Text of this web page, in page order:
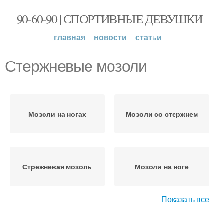
90-60-90 | СПОРТИВНЫЕ ДЕВУШКИ
главная новости статьи
Стержневые мозоли
Мозоли на ногах Мозоли со стержнем
Стрежневая мозоль Мозоли на ноге
Показать все